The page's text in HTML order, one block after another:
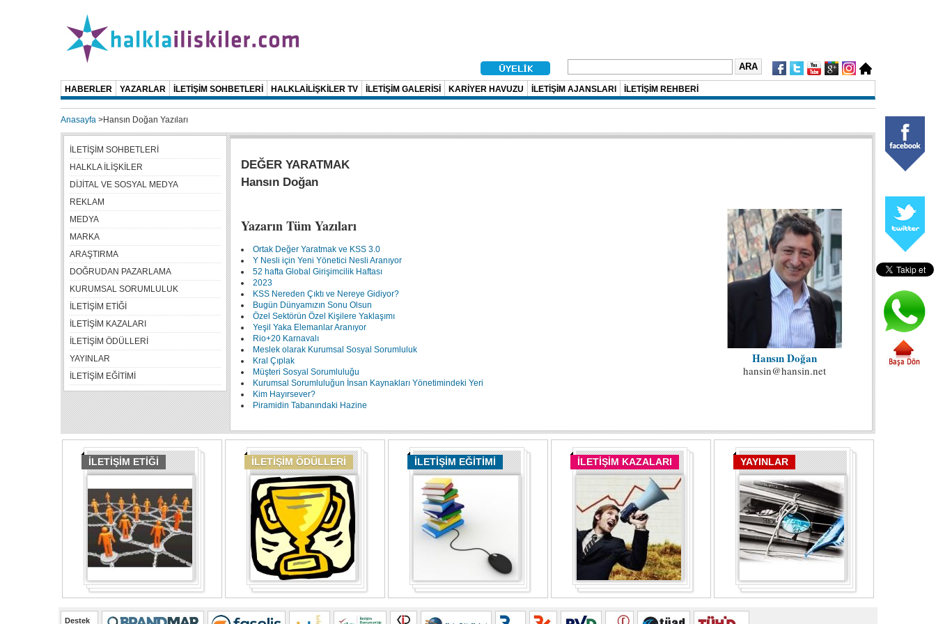
HABERLER YAZARLAR İLETİŞİM SOHBETLERİ HALKLAİLİŞKİLER TV İLETİŞİM GALERİSİ KARİYER HAVUZU İLETİŞİM AJANSLARI İLETİŞİM REHBERİ
Anasayfa >Hansın Doğan Yazıları
DEĞER YARATMAK
Hansın Doğan
Hansın Doğan
hansin@hansin.net
Yazarın Tüm Yazıları
Ortak Değer Yaratmak ve KSS 3.0
Y Nesli için Yeni Yönetici Nesli Aranıyor
52 hafta Global Girişimcilik Haftası
2023
KSS Nereden Çıktı ve Nereye Gidiyor?
Bugün Dünyamızın Sonu Olsun
Özel Sektörün Özel Kişilere Yaklaşımı
Yeşil Yaka Elemanlar Aranıyor
Rio+20 Karnavalı
Meslek olarak Kurumsal Sosyal Sorumluluk
Kral Çıplak
Müşteri Sosyal Sorumluluğu
Kurumsal Sorumluluğun İnsan Kaynakları Yönetimindeki Yeri
Kim Hayırsever?
Piramidin Tabanındaki Hazine
İLETİŞİM SOHBETLERİ
HALKLA İLİŞKİLER
DİJİTAL VE SOSYAL MEDYA
REKLAM
MEDYA
MARKA
ARAŞTIRMA
DOĞRUDAN PAZARLAMA
KURUMSAL SORUMLULUK
İLETİŞİM ETİĞİ
İLETİŞİM KAZALARI
İLETİŞİM ÖDÜLLERİ
YAYINLAR
İLETİŞİM EĞİTİMİ
İLETİŞİM ETİĞİ İLETİŞİM ÖDÜLLERİ İLETİŞİM EĞİTİMİ İLETİŞİM KAZALARI YAYINLAR
Destek